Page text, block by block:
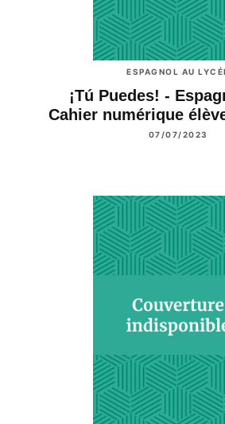
ESPAGNOL AU
¡Tú Puedes! -
Cahier numérique
07/07/2023